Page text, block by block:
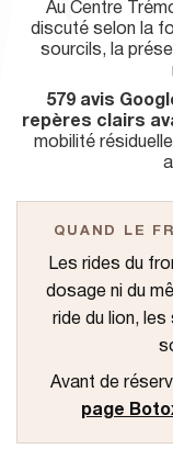
Au Centre
discuté selon la
sourcils, la
579 avis
repères clairs
mobilité
QUAND LE
Les rides du
dosage ni du
ride du lion,
Avant de
page